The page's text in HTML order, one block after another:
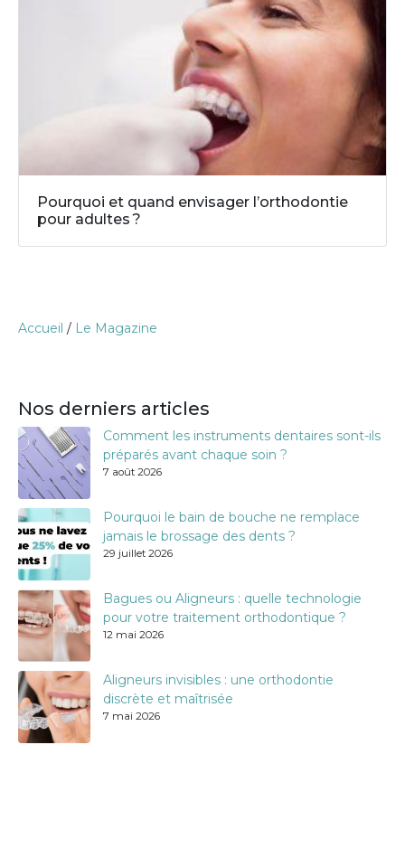
Pourquoi et quand envisager l’orthodontie
pour adultes ?
Accueil / Le Magazine
Nos derniers articles
Comment les instruments dentaires sont-ils
préparés avant chaque soin ?
7 août 2026
Pourquoi le bain de bouche ne remplace
jamais le brossage des dents ?
29 juillet 2026
Bagues ou Aligneurs : quelle technologie
pour votre traitement orthodontique ?
12 mai 2026
Aligneurs invisibles : une orthodontie
discrète et maîtrisée
7 mai 2026